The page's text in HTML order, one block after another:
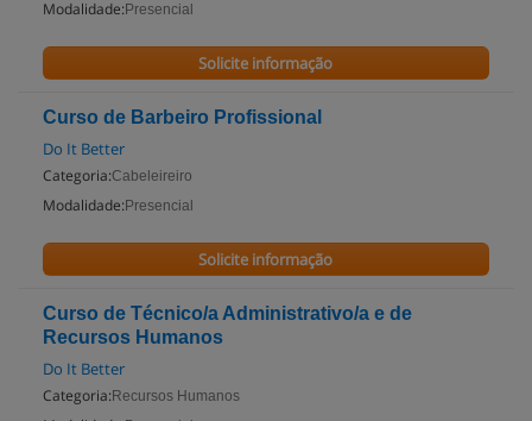
Modalidade: Presencial
Solicite informação
Curso de Barbeiro Profissional
Do It Better
Categoria:Cabeleireiro
Modalidade: Presencial
Solicite informação
Curso de Técnico/a Administrativo/a e de
Recursos Humanos
Do It Better
Categoria: Recursos Humanos